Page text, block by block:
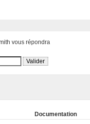
vous répondra
Documentation